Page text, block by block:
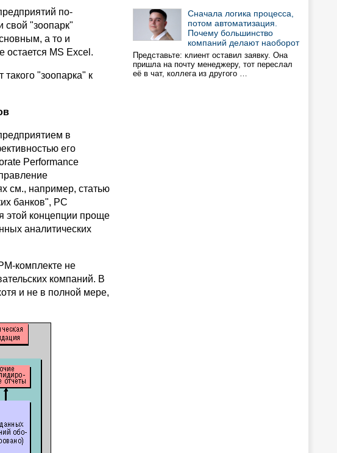
по-
свой "зоопарк"
а то и
MS Excel.
"зоопарка" к
в
его
Performance
см., например, статью
банков", PC
этой концепции проще
аналитических
комплекте не
компаний. В
и не в полной мере,
Сначала логика процесса,
потом автоматизация.
Почему большинство
компаний делают наоборот
Представьте: клиент оставил заявку. Она
пришла на почту менеджеру, тот переслал
её в чат, коллега из другого …